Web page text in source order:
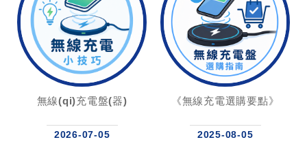
無線(qi)充電盤(器)
2026-07-05
《無線充電選購要點》
2025-08-05